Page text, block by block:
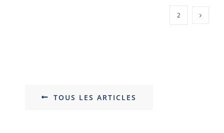
2
TOUS LES ARTICLES